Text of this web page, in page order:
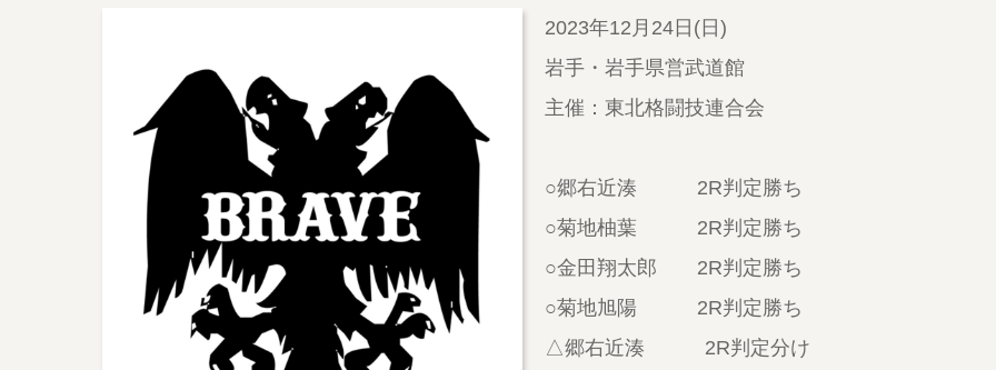
2023年12月24日(日)
岩手・岩手県営武道館
主催：東北格闘技連合会
○郷右近湊 2R判定勝ち
○菊地柚葉 2R判定勝ち
○金田翔太郎 2R判定勝ち
○菊地旭陽 2R判定勝ち
△郷右近湊 2R判定分け